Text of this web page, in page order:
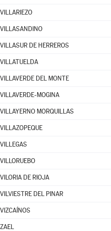
VILLARIEZO
VILLASANDINO
VILLASUR DE HERREROS
VILLATUELDA
VILLAVERDE DEL MONTE
VILLAVERDE-MOGINA
VILLAYERNO MORQUILLAS
VILLAZOPEQUE
VILLEGAS
VILLORUEBO
VILORIA DE RIOJA
VILVIESTRE DEL PINAR
VIZCAÍNOS
ZAEL